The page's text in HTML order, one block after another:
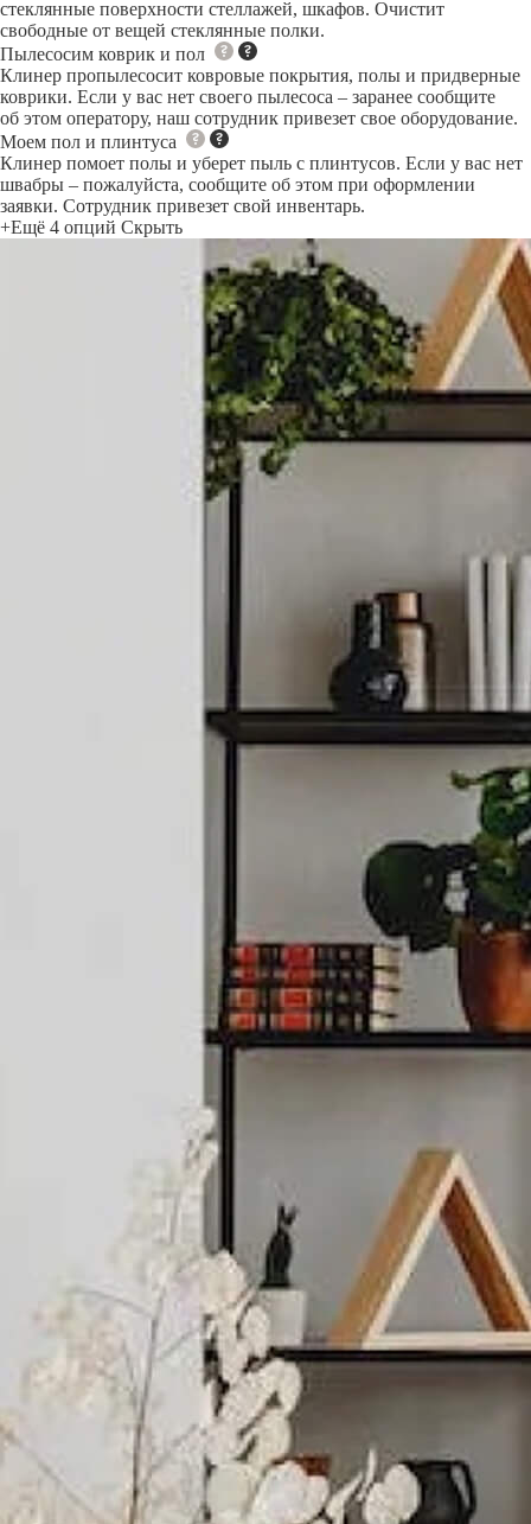
стеклянные поверхности стеллажей, шкафов. Очистит
свободные от вещей стеклянные полки.
Пылесосим коврик и пол
Клинер пропылесосит ковровые покрытия, полы и придверные
коврики. Если у вас нет своего пылесоса – заранее сообщите
об этом оператору, наш сотрудник привезет свое оборудование.
Моем пол и плинтуса
Клинер помоет полы и уберет пыль с плинтусов. Если у вас нет
швабры – пожалуйста, сообщите об этом при оформлении
заявки. Сотрудник привезет свой инвентарь.
+Ещё 4 опций Скрыть